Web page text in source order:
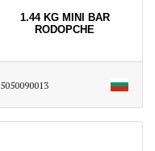
1.44 KG MINI BAR
RODOPCHE
5050090013